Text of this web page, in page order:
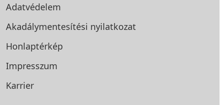
Adatvédelem
Akadálymentesítési nyilatkozat
Honlaptérkép
Impresszum
Karrier